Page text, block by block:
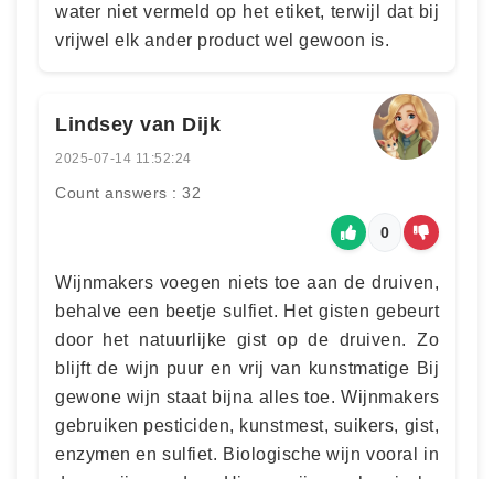
water niet vermeld op het etiket, terwijl dat bij
vrijwel elk ander product wel gewoon is.
Lindsey van Dijk
2025-07-14 11:52:24
Count answers : 32
0
Wijnmakers voegen niets toe aan de druiven,
behalve een beetje sulfiet. Het gisten gebeurt
door het natuurlijke gist op de druiven. Zo
blijft de wijn puur en vrij van kunstmatige Bij
gewone wijn staat bijna alles toe. Wijnmakers
gebruiken pesticiden, kunstmest, suikers, gist,
enzymen en sulfiet. Biologische wijn vooral in